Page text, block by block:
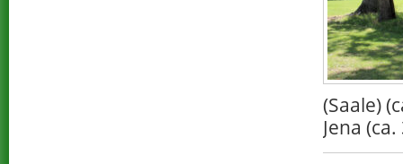
(Saale)
Jena